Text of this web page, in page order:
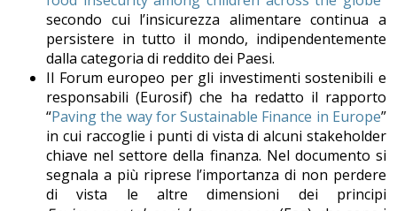
secondo cui l’insicurezza alimentare continua a
persistere in tutto il mondo, indipendentemente
dalla categoria di reddito dei Paesi.
Il Forum europeo per gli investimenti sostenibili e
responsabili (Eurosif) che ha redatto il rapporto
“Paving the way for Sustainable Finance in Europe”
in cui raccoglie i punti di vista di alcuni stakeholder
chiave nel settore della finanza. Nel documento si
segnala a più riprese l’importanza di non perdere
di vista le altre dimensioni dei principi